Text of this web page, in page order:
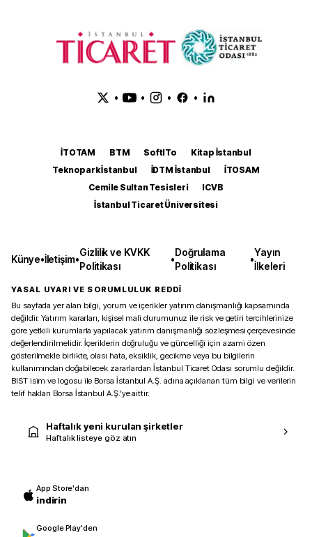
• • • •
İTOTAM BTM SoftITo
Kitap İstanbul
Teknopark İstanbul
İDTM İstanbul
İTOSAM
Cemile Sultan Tesisleri
ICVB
İstanbul Ticaret Üniversitesi
Künye•İletişim•
Gizlilik ve KVKK
Politikası
•
Doğrulama
Politikası
•
Yayın
İlkeleri
YASAL UYARI VE SORUMLULUK REDDİ
Bu sayfada yer alan bilgi, yorum ve içerikler yatırım danışmanlığı kapsamında
değildir. Yatırım kararları, kişisel mali durumunuz ile risk ve getiri tercihlerinize
göre yetkili kurumlarla yapılacak yatırım danışmanlığı sözleşmesi çerçevesinde
değerlendirilmelidir. İçeriklerin doğruluğu ve güncelliği için azami özen
gösterilmekle birlikte, olası hata, eksiklik, gecikme veya bu bilgilerin
kullanımından doğabilecek zararlardan İstanbul Ticaret Odası sorumlu değildir.
BIST isim ve logosu ile Borsa İstanbul A.Ş. adına açıklanan tüm bilgi ve verilerin
telif hakları Borsa İstanbul A.Ş.’ye aittir.
Haftalık yeni kurulan şirketler
Haftalık listeye göz atın
App Store'dan
indirin
Google Play'den